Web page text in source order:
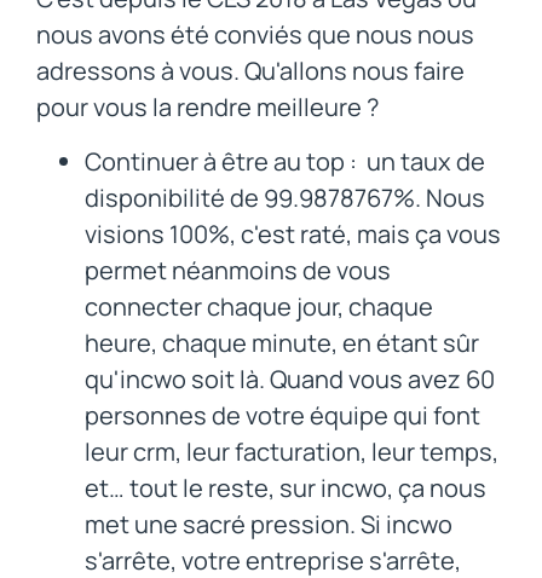
nous avons été conviés que nous nous
adressons à vous. Qu'allons nous faire
pour vous la rendre meilleure ?
Continuer à être au top : un taux de
disponibilité de 99.9878767%. Nous
visions 100%, c'est raté, mais ça vous
permet néanmoins de vous
connecter chaque jour, chaque
heure, chaque minute, en étant sûr
qu'incwo soit là. Quand vous avez 60
personnes de votre équipe qui font
leur crm, leur facturation, leur temps,
et… tout le reste, sur incwo, ça nous
met une sacré pression. Si incwo
s'arrête, votre entreprise s'arrête,